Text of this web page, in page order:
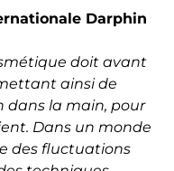
Darphin
doit avant
ainsi de
dans la main, pour
Dans un monde
des fluctuations